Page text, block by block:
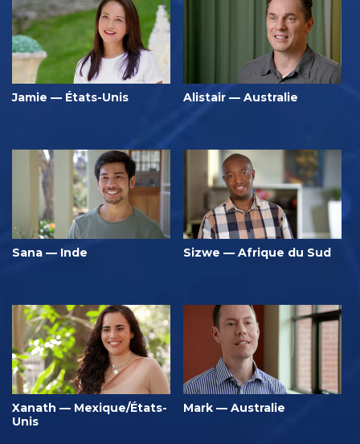
Jamie — États-Unis Alistair — Australie
Sana — Inde Sizwe — Afrique du Sud
Xanath — Mexique/États-
Unis
Mark — Australie